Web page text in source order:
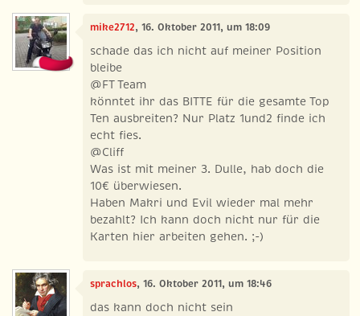
mike2712, 16. Oktober 2011, um 18:09
schade das ich nicht auf meiner Position
bleibe
@FT Team
könntet ihr das BITTE für die gesamte Top
Ten ausbreiten? Nur Platz 1und2 finde ich
echt fies.
@Cliff
Was ist mit meiner 3. Dulle, hab doch die
10€ überwiesen.
Haben Makri und Evil wieder mal mehr
bezahlt? Ich kann doch nicht nur für die
Karten hier arbeiten gehen. ;-)
sprachlos, 16. Oktober 2011, um 18:46
das kann doch nicht sein